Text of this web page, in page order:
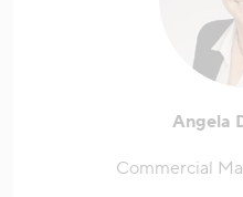
Angela
Commercial